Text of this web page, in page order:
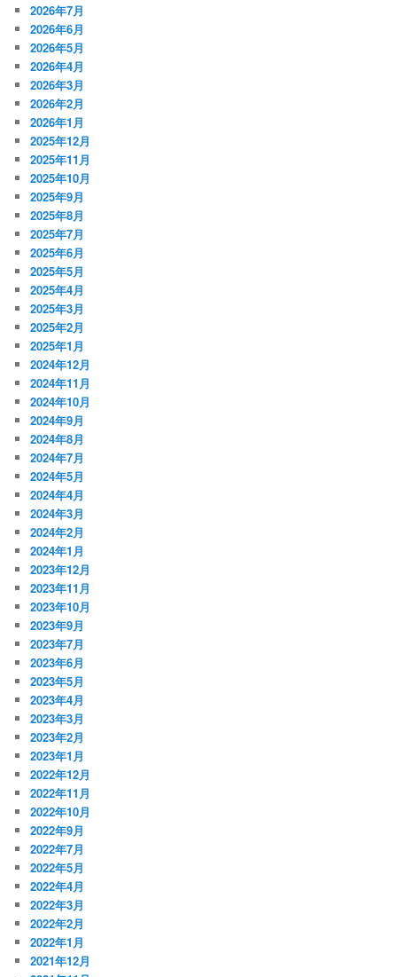
2026年7月
2026年6月
2026年5月
2026年4月
2026年3月
2026年2月
2026年1月
2025年12月
2025年11月
2025年10月
2025年9月
2025年8月
2025年7月
2025年6月
2025年5月
2025年4月
2025年3月
2025年2月
2025年1月
2024年12月
2024年11月
2024年10月
2024年9月
2024年8月
2024年7月
2024年5月
2024年4月
2024年3月
2024年2月
2024年1月
2023年12月
2023年11月
2023年10月
2023年9月
2023年7月
2023年6月
2023年5月
2023年4月
2023年3月
2023年2月
2023年1月
2022年12月
2022年11月
2022年10月
2022年9月
2022年7月
2022年5月
2022年4月
2022年3月
2022年2月
2022年1月
2021年12月